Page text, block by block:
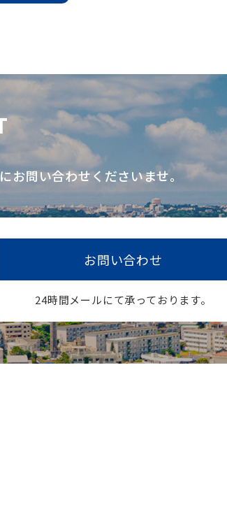
お問い合わせくださいませ。
お問い合わせ
24時間メールにて承っております。